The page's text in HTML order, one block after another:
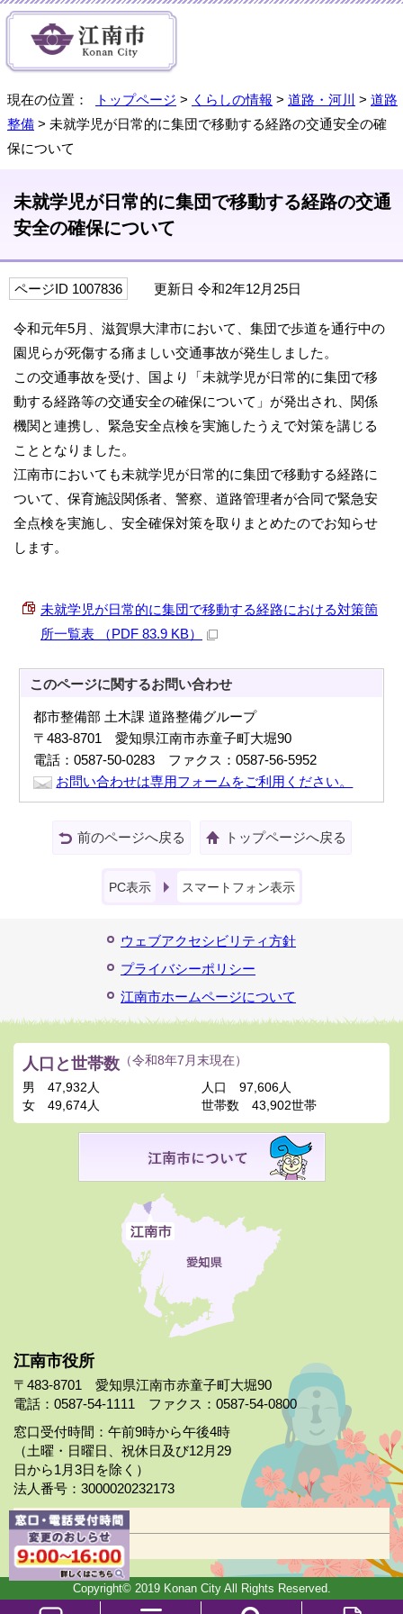
現在の位置： トップページ > くらしの情報 > 道路・河川 > 道路
整備 > 未就学児が日常的に集団で移動する経路の交通安全の確
保について
未就学児が日常的に集団で移動する経路の交通
安全の確保について
ページID 1007836 更新日 令和2年12月25日
令和元年5月、滋賀県大津市において、集団で歩道を通行中の
園児らが死傷する痛ましい交通事故が発生しました。
この交通事故を受け、国より「未就学児が日常的に集団で移
動する経路等の交通安全の確保について」が発出され、関係
機関と連携し、緊急安全点検を実施したうえで対策を講じる
こととなりました。
江南市においても未就学児が日常的に集団で移動する経路に
ついて、保育施設関係者、警察、道路管理者が合同で緊急安
全点検を実施し、安全確保対策を取りまとめたのでお知らせ
します。
未就学児が日常的に集団で移動する経路における対策箇
所一覧表 （PDF 83.9 KB）
このページに関するお問い合わせ
都市整備部 土木課 道路整備グループ
〒483-8701 愛知県江南市赤童子町大堀90
電話：0587-50-0283 ファクス：0587-56-5952
お問い合わせは専用フォームをご利用ください。
前のページへ戻る トップページへ戻る
PC表示 スマートフォン表示
ウェブアクセシビリティ方針
プライバシーポリシー
江南市ホームページについて
江南市役所
〒483-8701 愛知県江南市赤童子町大堀90
電話：0587-54-1111 ファクス：0587-54-0800
窓口受付時間：午前9時から午後4時
（土曜・日曜日、祝休日及び12月29
日から1月3日を除く）
法人番号：3000020232173
市役所案内
日曜市役所
人口と世帯数 （令和8年7月末現在）
男
47,932人
女
49,674人
人口
97,606人
世帯数
43,902世帯
Copyright© 2019 Konan City All Rights Reserved.